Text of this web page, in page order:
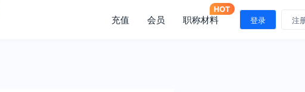
充值 会员 职称材料 登录 注